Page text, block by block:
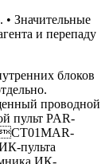
Значительные
и перепаду
блоков
проводной
пульт PAR-
пульта
ИК-